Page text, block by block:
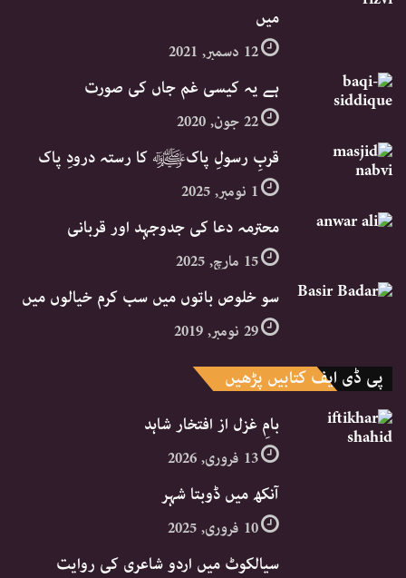
میں
12 دسمبر, 2021
ہے یہ کیسی غم جاں کی صورت
22 جون, 2020
قربِ رسولِ پاکﷺ کا رستہ درودِ پاک
1 نومبر, 2025
محترمہ دعا کی جدوجہد اور قربانی
15 مارچ, 2025
سو خلوص باتوں میں سب کرم خیالوں میں
29 نومبر, 2019
پی ڈی ایف کتابیں پڑھیں
بامِ غزل از افتخار شاہد
13 فروری, 2026
آنکھ میں ڈوبتا شہر
10 فروری, 2025
سیالکوٹ میں اردو شاعری کی روایت